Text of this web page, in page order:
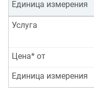
Единица измерения
Услуга
Цена* от
Единица измерения